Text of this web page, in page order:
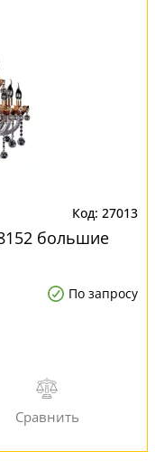
27013
большие
По запросу